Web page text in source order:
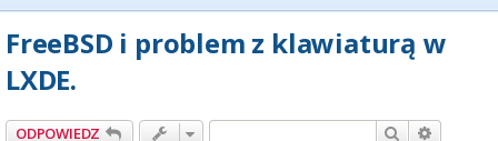
z
FreeBSD i problem z klawiaturą w
LXDE.
ODPOWIEDZ Szukaj